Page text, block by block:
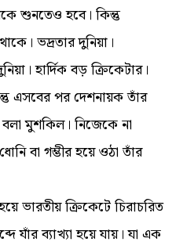
শুনতেও হবে। কিন্তু
ভদ্রতার দুনিয়া।
হার্দিক বড় ক্রিকেটার।
এসবের পর দেশনায়ক তাঁর
মুশকিল। নিজেকে না
বা গম্ভীর হয়ে ওঠা তাঁর
ভারতীয় ক্রিকেটে চিরাচরিত
যাঁর ব্যাখ্যা হয়ে যায়। যা এক